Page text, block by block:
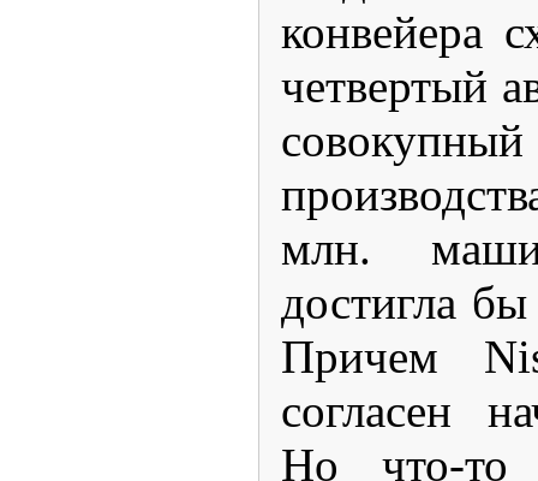
конвейера
четвертый
млн.
достигла
Причем
согласен
Но что-то